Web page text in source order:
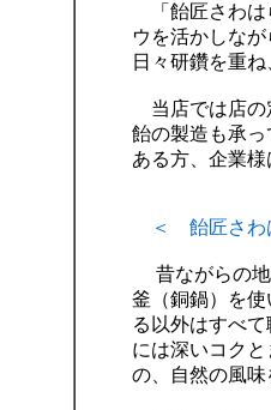
「飴匠さわは
ウを活かしな
日々研鑽を重
当店では店の
飴の製造も承
ある方、企業様
＜ 飴匠さ
昔ながらの地
釜（銅鍋）を
る以外はすべ
には深いコク
の、自然の風味